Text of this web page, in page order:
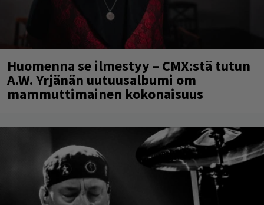
Huomenna se ilmestyy – CMX:stä tutun
A.W. Yrjänän uutuusalbumi om
mammuttimainen kokonaisuus